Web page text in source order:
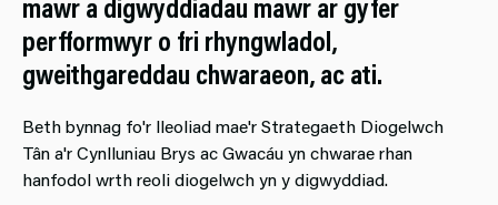
mawr a digwyddiadau mawr ar gyfer
perfformwyr o fri rhyngwladol,
gweithgareddau chwaraeon, ac ati.
Beth bynnag fo'r lleoliad mae'r Strategaeth Diogelwch
Tân a'r Cynlluniau Brys ac Gwacáu yn chwarae rhan
hanfodol wrth reoli diogelwch yn y digwyddiad.